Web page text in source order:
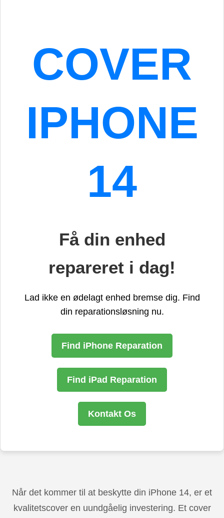
COVER
IPHONE
14
Få din enhed
repareret i dag!
Lad ikke en ødelagt enhed bremse dig. Find
din reparationsløsning nu.
Find iPhone Reparation
Find iPad Reparation
Kontakt Os
Når det kommer til at beskytte din iPhone 14, er et
kvalitetscover en uundgåelig investering. Et cover